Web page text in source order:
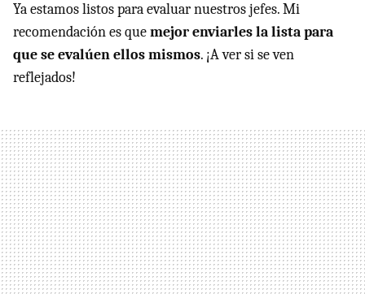
Ya estamos listos para evaluar nuestros jefes. Mi
recomendación es quemejor enviarles la lista para
que se evalúen ellos mismos. ¡A ver si se ven
reflejados!